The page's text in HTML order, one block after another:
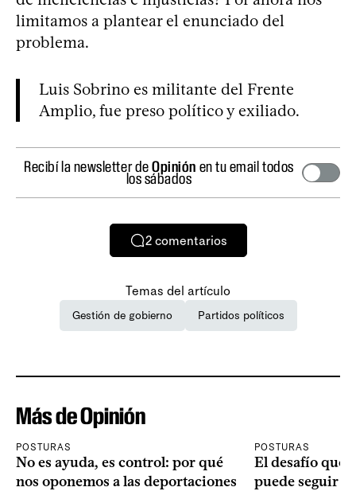
limitamos a plantear el enunciado del
problema.
Luis Sobrino es militante del Frente
Amplio, fue preso político y exiliado.
Recibí la newsletter deOpinión en tu email todos
los sábados
2 comentarios
Temas del artículo
Gestión de gobierno Partidos políticos
Más de Opinión
POSTURAS
No es ayuda, es control: por qué
nos oponemos a las deportaciones
POSTURAS
El desafío que
puede seguir